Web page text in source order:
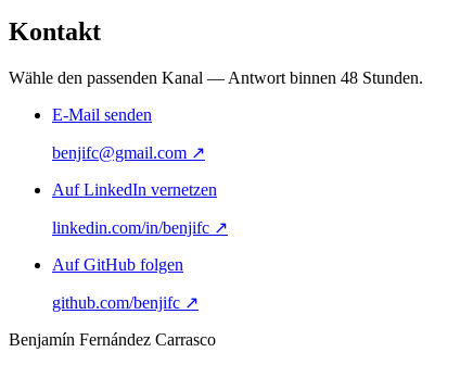
Kontakt
Wähle den passenden Kanal — Antwort binnen 48 Stunden.
E-Mail senden
benjifc@gmail.com ↗
Auf LinkedIn vernetzen
linkedin.com/in/benjifc ↗
Auf GitHub folgen
github.com/benjifc ↗
Benjamín Fernández Carrasco